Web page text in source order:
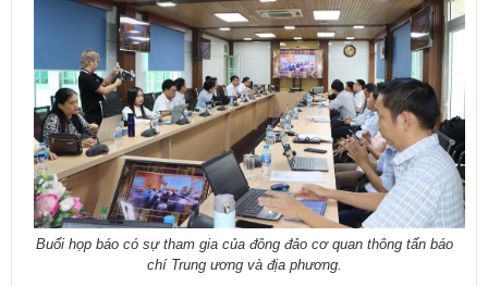
Buổi họp báo có sự tham gia của đông đảo cơ quan thông tấn báo
chí Trung ương và địa phương.